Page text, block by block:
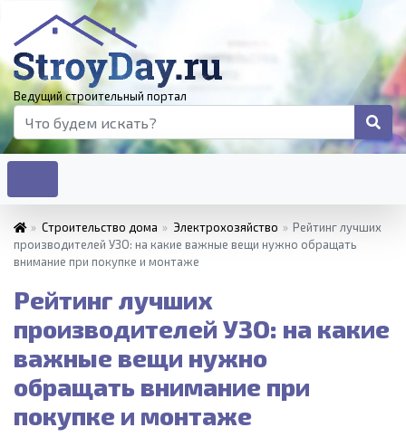
Ведущий строительный портал
» Строительство дома » Электрохозяйство » Рейтинг лучших
производителей УЗО: на какие важные вещи нужно обращать
внимание при покупке и монтаже
Рейтинг лучших
производителей УЗО: на какие
важные вещи нужно
обращать внимание при
покупке и монтаже